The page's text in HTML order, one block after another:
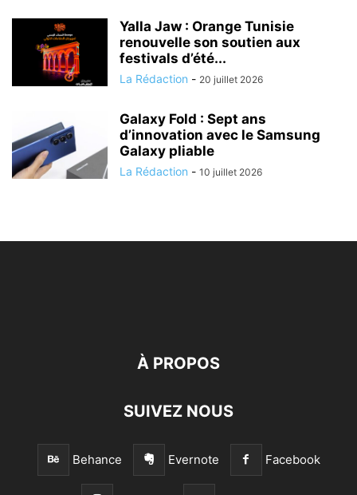
Yalla Jaw : Orange Tunisie
renouvelle son soutien aux
festivals d’été...
La Rédaction - 20 juillet 2026
Galaxy Fold : Sept ans
d’innovation avec le Samsung
Galaxy pliable
La Rédaction - 10 juillet 2026
À PROPOS
SUIVEZ NOUS
Behance Evernote Facebook